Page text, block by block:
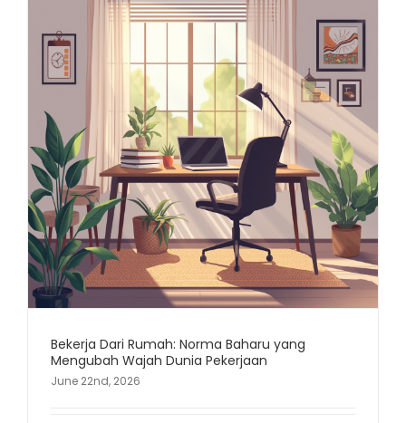
Bekerja Dari Rumah: Norma Baharu yang
Mengubah Wajah Dunia Pekerjaan
June 22nd, 2026